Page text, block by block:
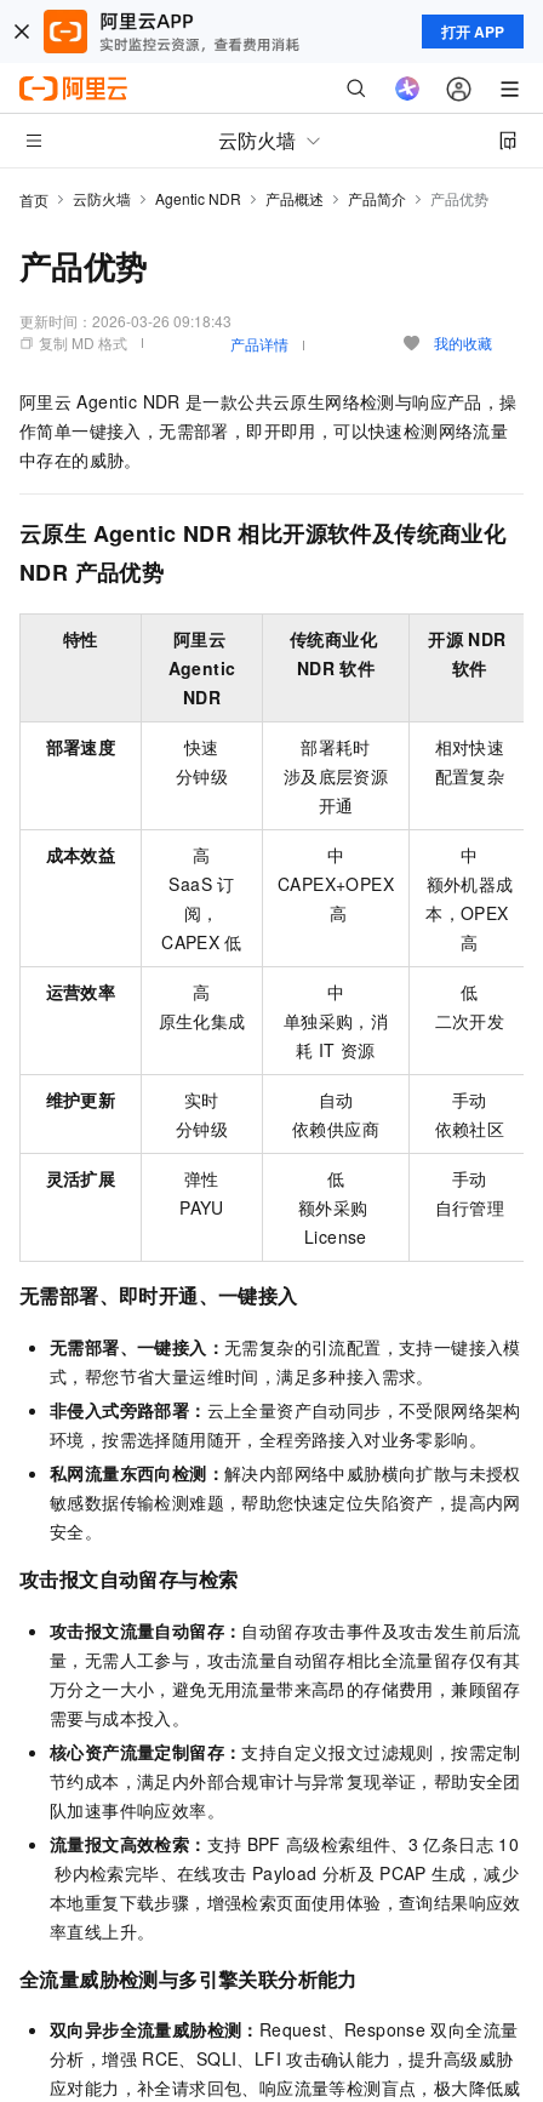
打开 APP
云防火墙
首页 云防火墙 Agentic NDR 产品概述 产品简介 产品优势
产品优势
更新时间： 2026-03-26 09:18:43
复制 MD 格式
产品详情 我的收藏
阿里云 Agentic NDR 是一款公共云原生网络检测与响应产品，操
作简单一键接入，无需部署，即开即用，可以快速检测网络流量
中存在的威胁。
云原生 Agentic NDR 相比开源软件及传统商业化
NDR 产品优势
特性
阿里云
Agentic
NDR
传统商业化
NDR 软件
开源 NDR
软件
部署速度
快速
分钟级
部署耗时
涉及底层资源
开通
相对快速
配置复杂
成本效益
高
SaaS 订
阅，
CAPEX 低
中
CAPEX+OPEX
高
中
额外机器成
本，OPEX
高
运营效率
高
原生化集成
中
单独采购，消
耗 IT 资源
低
二次开发
维护更新
实时
分钟级
自动
依赖供应商
手动
依赖社区
灵活扩展
弹性
PAYU
低
额外采购
License
手动
自行管理
无需部署、即时开通、一键接入
无需部署、一键接入： 无需复杂的引流配置，支持一键接入模
式，帮您节省大量运维时间，满足多种接入需求。
非侵入式旁路部署： 云上全量资产自动同步，不受限网络架构
环境，按需选择随用随开，全程旁路接入对业务零影响。
私网流量东西向检测： 解决内部网络中威胁横向扩散与未授权
敏感数据传输检测难题，帮助您快速定位失陷资产，提高内网
安全。
攻击报文自动留存与检索
攻击报文流量自动留存： 自动留存攻击事件及攻击发生前后流
量，无需人工参与，攻击流量自动留存相比全流量留存仅有其
万分之一大小，避免无用流量带来高昂的存储费用，兼顾留存
需要与成本投入。
核心资产流量定制留存：支持自定义报文过滤规则，按需定制
节约成本，满足内外部合规审计与异常复现举证，帮助安全团
队加速事件响应效率。
流量报文高效检索： 支持 BPF 高级检索组件、3 亿条日志 10
秒内检索完毕、在线攻击 Payload 分析及 PCAP 生成，减少
本地重复下载步骤，增强检索页面使用体验，查询结果响应效
率直线上升。
全流量威胁检测与多引擎关联分析能力
双向异步全流量威胁检测： Request、Response 双向全流量
分析，增强 RCE、SQLI、LFI 攻击确认能力，提升高级威胁
应对能力，补全请求回包、响应流量等检测盲点，极大降低威